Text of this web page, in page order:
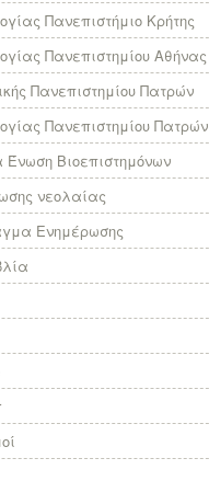
Πανεπιστήμιο Κρήτης
Πανεπιστημίου Αθήνας
Πανεπιστημίου Πατρών
Πανεπιστημίου Πατρών
Βιοεπιστημόνων
νεολαίας
Ενημέρωσης